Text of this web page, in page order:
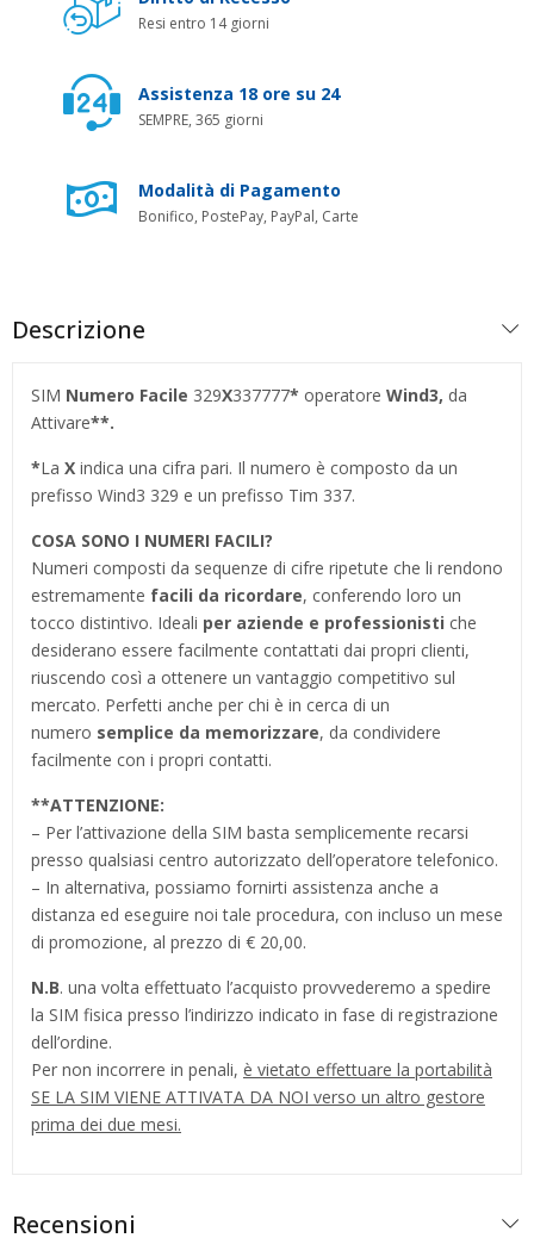
Resi entro 14 giorni
Assistenza 18 ore su 24
SEMPRE, 365 giorni
Modalità di Pagamento
Bonifico, PostePay, PayPal, Carte
Descrizione
SIM Numero Facile 329X337777* operatore Wind3, da
Attivare**.
*La X indica una cifra pari. Il numero è composto da un
prefisso Wind3 329 e un prefisso Tim 337.
COSA SONO I NUMERI FACILI?
Numeri composti da sequenze di cifre ripetute che li rendono
estremamente facili da ricordare, conferendo loro un
tocco distintivo. Ideali per aziende e professionisti che
desiderano essere facilmente contattati dai propri clienti,
riuscendo così a ottenere un vantaggio competitivo sul
mercato. Perfetti anche per chi è in cerca di un
numero semplice da memorizzare, da condividere
facilmente con i propri contatti.
**ATTENZIONE:
– Per l’attivazione della SIM basta semplicemente recarsi
presso qualsiasi centro autorizzato dell’operatore telefonico.
– In alternativa, possiamo fornirti assistenza anche a
distanza ed eseguire noi tale procedura, con incluso un mese
di promozione, al prezzo di € 20,00.
N.B. una volta effettuato l’acquisto provvederemo a spedire
la SIM fisica presso l’indirizzo indicato in fase di registrazione
dell’ordine.
Per non incorrere in penali, è vietato effettuare la portabilità
SE LA SIM VIENE ATTIVATA DA NOI verso un altro gestore
prima dei due mesi.
Recensioni